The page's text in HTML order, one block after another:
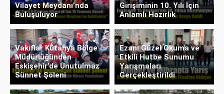
Vilayet Meydanı’nda
Buluşuluyor
Girişiminin 10. Yılı İçin
Anlamlı Hazırlık
Vakıflar Kütahya Bölge
Müdürlüğünden
Eskişehir’de Unutulmaz
Sünnet Şöleni
Ezanı Güzel Okuma ve
Etkili Hutbe Sunumu
Yarışmaları
Gerçekleştirildi